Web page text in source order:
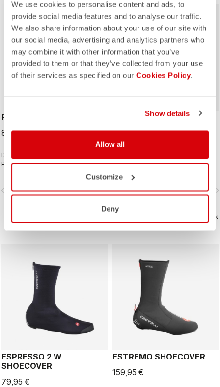
We use cookies to personalise content and ads, to
provide social media features and to analyse our traffic.
We also share information about your use of our site with
our social media, advertising and analytics partners who
may combine it with other information that you’ve
provided to them or that they’ve collected from your use
of their services as specified on our Cookies Policy.
Show details
Allow all
Customize
Deny
ROSSO CORSA
PERFETTO SHOECOVER
89,95 €
Die zweckmäßige Konstruktion des
Perfetto Shoecover ist, wie bei der
gesamten Perfetto-Kollektion,
einschließlich des Gabba, auf Top-
Performance mit außergewöhnlicher
ausgelegt - mit einem hohen Maß an
Alleskönner unter den Überschuhen.
navigate_next
UNLIMITED SHOECOVER
64,95 €
Abenteuer. Warmes Material mit
Fleecefutter und DWR-Behandlung,
das Sie warm und trocken hält. Dank
des langen Reißverschlusses und
sich leicht über massige MTB- oder
für eine perfekte Passform, die nicht
einschnürt oder einschränkt.
navigate_before
VERGLEICHEN
ESPRESSO 2 W
SHOECOVER
79,95 €
ESTREMO SHOECOVER
159,95 €